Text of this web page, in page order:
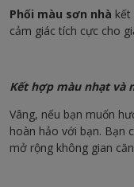
Phối màu sơn nhà kết
cảm giác tích cực cho
Kết hợp màu nhạt và
Vâng, nếu bạn muốn
hoàn hảo với bạn. Bạn
mở rộng không gian